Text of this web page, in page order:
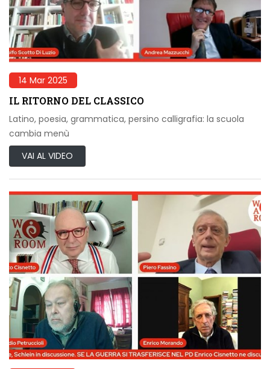
14 Mar 2025
IL RITORNO DEL CLASSICO
Latino, poesia, grammatica, persino calligrafia: la scuola
cambia menù
VAI AL VIDEO